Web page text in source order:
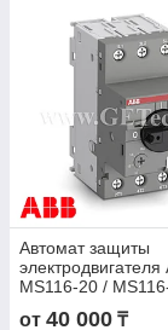
Автомат защиты
электродвигателя
MS116-20 /
(Автоматический
от 40 000 ₸